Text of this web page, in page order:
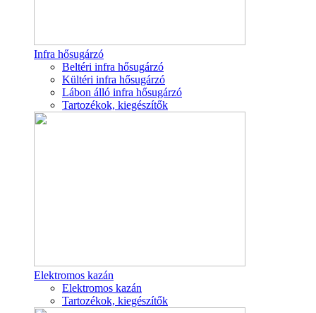
Infra hősugárzó
Beltéri infra hősugárzó
Kültéri infra hősugárzó
Lábon álló infra hősugárzó
Tartozékok, kiegészítők
Elektromos kazán
Elektromos kazán
Tartozékok, kiegészítők